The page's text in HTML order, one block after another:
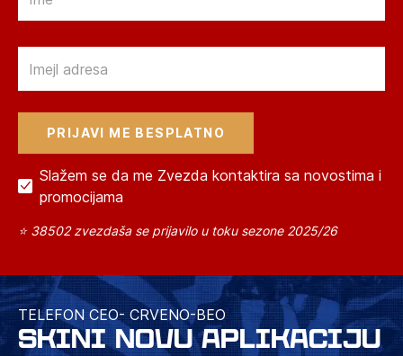
Slažem se da me Zvezda kontaktira sa novostima i
promocijama
⭐ 38502 zvezdaša se prijavilo u toku sezone 2025/26
TELEFON CEO- CRVENO-BEO
SKINI NOVU APLIKACIJU